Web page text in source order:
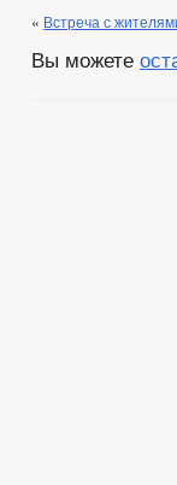
« Встреча с
Вы можете